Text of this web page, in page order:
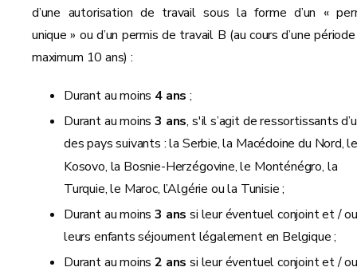
d’une autorisation de travail sous la forme d’un «
unique » ou d’un permis de travail B (au cours d’une
maximum 10 ans) :
Durant au moins 4 ans ;
Durant au moins3 ans, s'ils’agit de ressortissants
des pays suivants : la Serbie, la Macédoine du Nord,
Kosovo, la Bosnie-Herzégovine, le Monténégro, la
Turquie, le Maroc, l’Algérie ou la Tunisie ;
Durant au moins3 ans si leur éventuel conjoint et /
leurs enfants séjournent légalement en Belgique ;
Durant au moins2 ans si leur éventuel conjoint et /